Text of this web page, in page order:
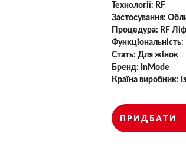
Технології: RF
Застосування:
Процедура: RF
Функціональність:
Стать: Для жінок
Бренд: InMode
Країна виробник:
ПРИДБАТИ